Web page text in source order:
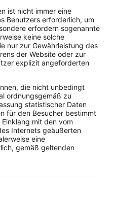
ist nicht immer eine
Benutzers erforderlich, um
erfordern sogenannte
keine solche
nur zur Gewährleistung des
der Website oder zur
explizit angeforderten
die nicht unbedingt
ordnungsgemäß zu
statistischer Daten
für den Besucher bestimmt
mit den vom
Internets geäußerten
eine
gemäß geltenden